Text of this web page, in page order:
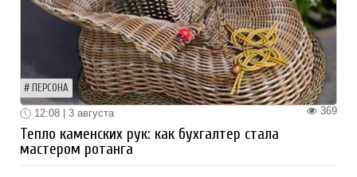
ПЕРСОНА
369
12:08 | 3 августа
Тепло каменских рук: как бухгалтер стала
мастером ротанга